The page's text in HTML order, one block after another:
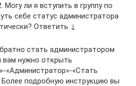
ли я вступить в группу по
себе статус администратора
Ответить ↓
стать администратором
вам нужно открыть
«Администратор»-«Стать
подробную инструкцию вы